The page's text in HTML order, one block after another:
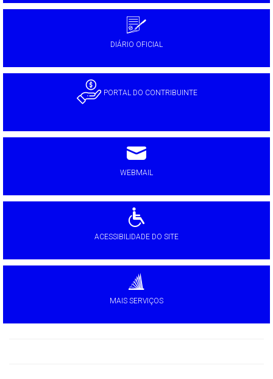
DIÁRIO OFICIAL
PORTAL DO CONTRIBUINTE
WEBMAIL
ACESSIBILIDADE DO SITE
MAIS SERVIÇOS